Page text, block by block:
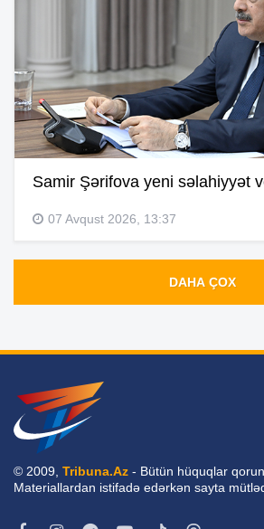
Samir Şərifova yeni səlahiyyət
07 Avqust 2026, 13:37
DAHA ÇOX
© 2009, Tribuna.Az - Bütün hüquqlar
Materiallardan istifadə edərkən sayta